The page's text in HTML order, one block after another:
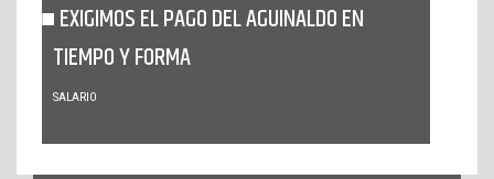
EXIGIMOS EL PAGO DEL AGUINALDO EN
TIEMPO Y FORMA
SALARIO